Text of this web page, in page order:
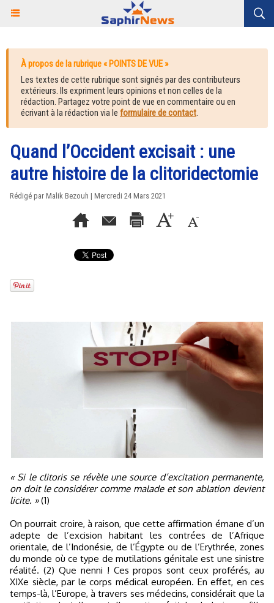
À propos de la rubrique « POINTS DE VUE »
Les textes de cette rubrique sont signés par des contributeurs
extérieurs. Ils expriment leurs opinions et non celles de la
rédaction. Partagez votre point de vue en commentaire ou en
écrivant à la rédaction via le formulaire de contact.
Quand l’Occident excisait : une
autre histoire de la clitoridectomie
Rédigé par Malik Bezouh | Mercredi 24 Mars 2021
« Si le clitoris se révèle une source d’excitation permanente,
on doit le considérer comme malade et son ablation devient
licite. »(1)
On pourrait croire, à raison, que cette affirmation émane d’un
adepte de l’excision habitant les contrées de l’Afrique
orientale, de l’Indonésie, de l’Égypte ou de l’Erythrée, zones
du monde où ce type de mutilations génitale est une sinistre
réalité. (2) Que nenni ! Ces propos sont ceux proférés, au
XIXe siècle, par le corps médical européen. En effet, en ces
temps-là, l’Europe, à travers ses médecins, considérait que la